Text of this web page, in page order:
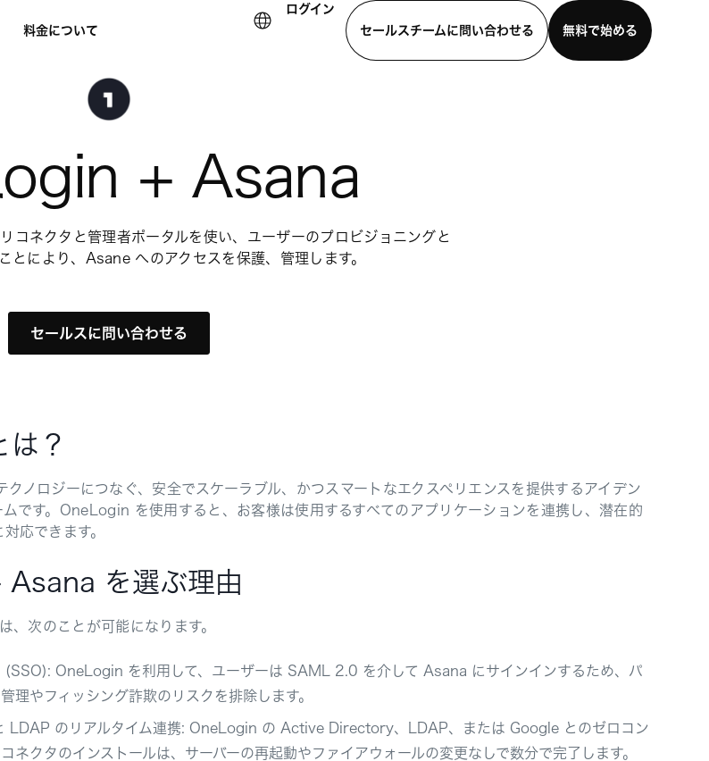
料金について
ログイン
セールスチームに問い合わせる
無料で始める
+ Asana
コネクタと管理者ポータルを使い、ユーザーのプロビジョニングと
とにより、Asane へのアクセスを保護、管理します。
セールスに問い合わせる
？
クノロジーにつなぐ、安全でスケーラブル、かつスマートなエクスペリエンスを提供するアイデン
です。OneLogin を使用すると、お客様は使用するすべてのアプリケーションを連携し、潜在的
応できます。
を選ぶ理由
次のことが可能になります。
(SSO): OneLogin を利用して、ユーザーは SAML 2.0 を介して Asana にサインインするため、パ
理やフィッシング詐欺のリスクを排除します。
のリアルタイム連携: OneLogin の Active Directory、LDAP、または Google とのゼロコン
ネクタのインストールは、サーバーの再起動やファイアウォールの変更なしで数分で完了します。